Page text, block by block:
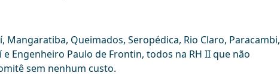
Queimados, Seropédica, Rio Claro, Paracambi,
Engenheiro Paulo de Frontin, todos na RH II que não
sem nenhum custo.